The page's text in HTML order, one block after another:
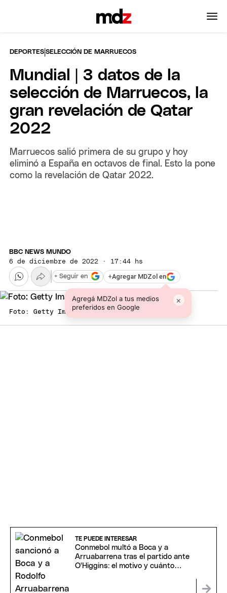
DEPORTES |SELECCIÓN DE MARRUECOS
Mundial | 3 datos de la
selección de Marruecos, la
gran revelación de Qatar
2022
Marruecos salió primera de su grupo y hoy
eliminó a España en octavos de final. Esto la pone
como la revelación de Qatar 2022.
BBC NEWS MUNDO
6 de diciembre de 2022 · 17:44 hs
+Agregar MDZol en
Agregá MDZol a tus medios
preferidos en Google
×
+ Seguir en
Foto: Getty Images
TE PUEDE INTERESAR
Conmebol multó a Boca y a
Arruabarrena tras el partido ante
O'Higgins: el motivo y cuánto